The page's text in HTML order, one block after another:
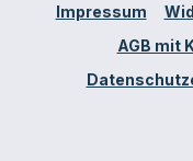
Impressum
AGB mit